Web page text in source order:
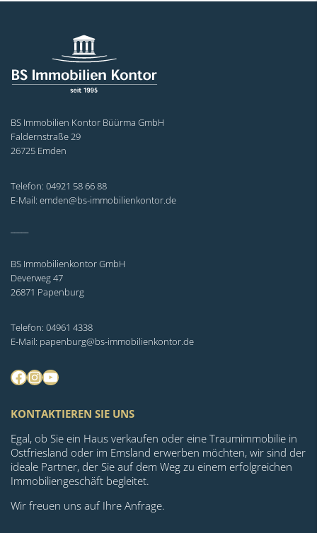
BS Immobilien Kontor Büürma GmbH
Faldernstraße 29
26725 Emden
Telefon: 04921 58 66 88
E-Mail: emden@bs-immobilienkontor.de
BS Immobilienkontor GmbH
Deverweg 47
26871 Papenburg
Telefon: 04961 4338
E-Mail: papenburg@bs-immobilienkontor.de
Facebook
Instagram
YouTube
KONTAKTIEREN SIE UNS
Egal, ob Sie ein Haus verkaufen oder eine Traumimmobilie in
Ostfriesland oder im Emsland erwerben möchten, wir sind der
ideale Partner, der Sie auf dem Weg zu einem erfolgreichen
Immobiliengeschäft begleitet.
Wir freuen uns auf Ihre Anfrage.